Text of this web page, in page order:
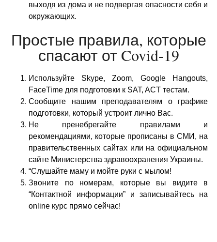
выходя из дома и не подвергая опасности себя и
окружающих.
Простые правила, которые
спасают от Covid-19
Используйте Skype, Zoom, Google Hangouts,
FaceTime для подготовки к SAT, ACT тестам.
Сообщите нашим преподавателям о графике
подготовки, который устроит лично Вас.
Не пренебрегайте правилами и
рекомендациями, которые прописаны в СМИ, на
правительственных сайтах или на официальном
сайте Министерства здравоохранения Украины.
“Слушайте маму и мойте руки с мылом!
Звоните по номерам, которые вы видите в
“Контактной информации” и записывайтесь на
online курс прямо сейчас!